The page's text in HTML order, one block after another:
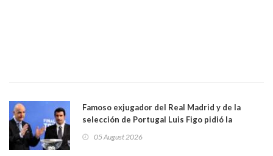
Famoso exjugador del Real Madrid y de la
selección de Portugal Luis Figo pidió la
comportamiento más bajo y cobarde que he
05 August 2026